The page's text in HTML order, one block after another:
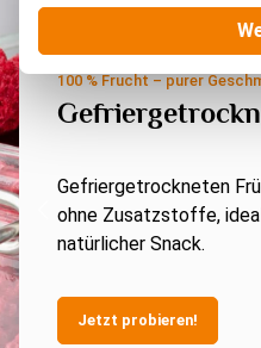
100 % Frucht – purer
Gefriergetrockneten
ohne Zusatzstoffe,
natürlicher Snack.
Jetzt probieren!
Zum vorherigen Slide